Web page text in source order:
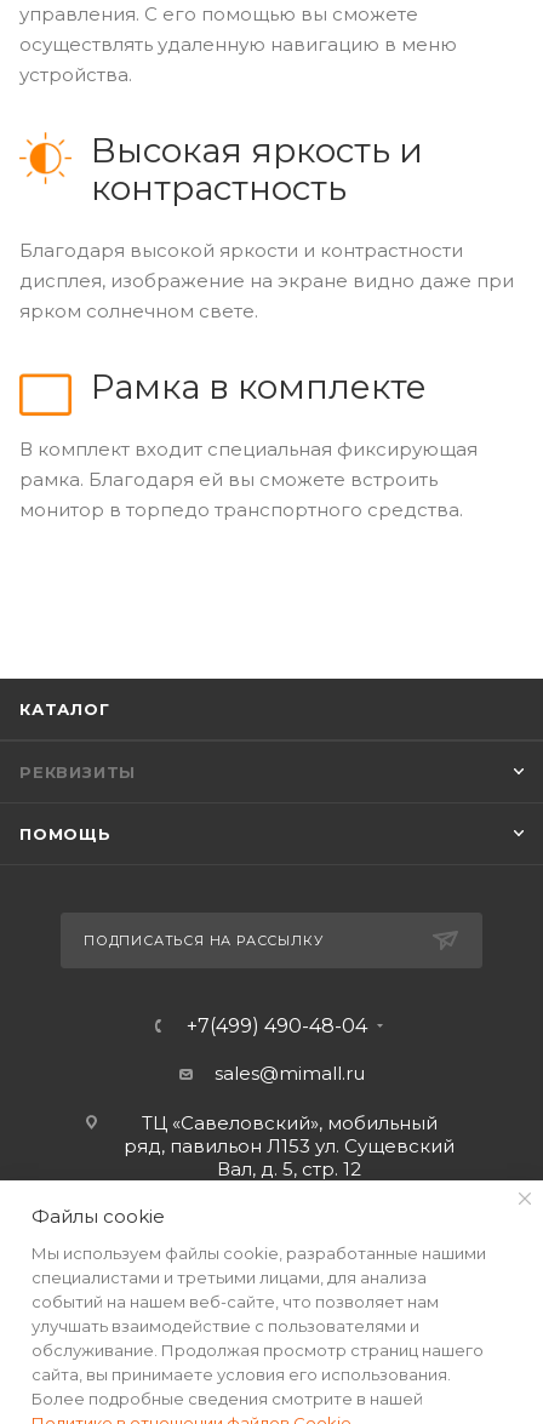
управления. С его помощью вы сможете
осуществлять удаленную навигацию в меню
устройства.
Высокая яркость и
контрастность
Благодаря высокой яркости и контрастности
дисплея, изображение на экране видно даже при
ярком солнечном свете.
Рамка в комплекте
В комплект входит специальная фиксирующая
рамка. Благодаря ей вы сможете встроить
монитор в торпедо транспортного средства.
КАТАЛОГ
РЕКВИЗИТЫ
ПОМОЩЬ
ПОДПИСАТЬСЯ НА РАССЫЛКУ
+7(499) 490-48-04
sales@mimall.ru
ТЦ «Савеловский», мобильный
ряд, павильон Л153 ул. Сущевский
Вал, д. 5, стр. 12
Файлы cookie
Мы используем файлы cookie, разработанные нашими
специалистами и третьими лицами, для анализа
событий на нашем веб-сайте, что позволяет нам
улучшать взаимодействие с пользователями и
обслуживание. Продолжая просмотр страниц нашего
сайта, вы принимаете условия его использования.
Более подробные сведения смотрите в нашей